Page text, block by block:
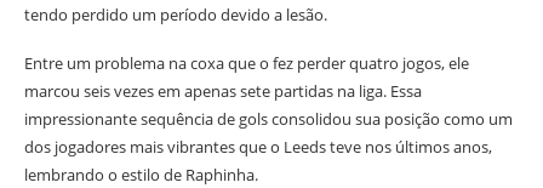
tendo perdido um período devido a lesão.
Entre um problema na coxa que o fez perder quatro jogos, ele
marcou seis vezes em apenas sete partidas na liga. Essa
impressionante sequência de gols consolidou sua posição como um
dos jogadores mais vibrantes que o Leeds teve nos últimos anos,
lembrando o estilo de Raphinha.